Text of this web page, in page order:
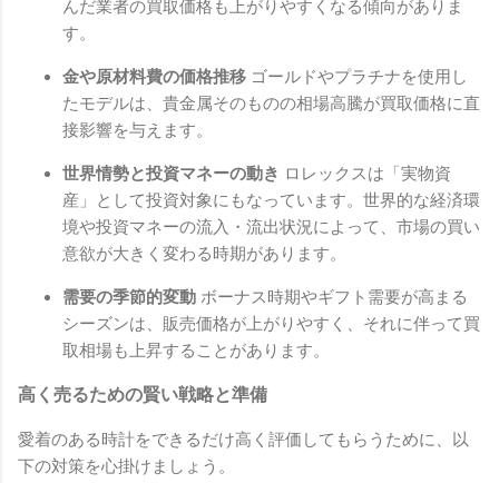
んだ業者の買取価格も上がりやすくなる傾向がありま
す。
金や原材料費の価格推移 ゴールドやプラチナを使用し
たモデルは、貴金属そのものの相場高騰が買取価格に直
接影響を与えます。
世界情勢と投資マネーの動き ロレックスは「実物資
産」として投資対象にもなっています。世界的な経済環
境や投資マネーの流入・流出状況によって、市場の買い
意欲が大きく変わる時期があります。
需要の季節的変動 ボーナス時期やギフト需要が高まる
シーズンは、販売価格が上がりやすく、それに伴って買
取相場も上昇することがあります。
高く売るための賢い戦略と準備
愛着のある時計をできるだけ高く評価してもらうために、以
下の対策を心掛けましょう。